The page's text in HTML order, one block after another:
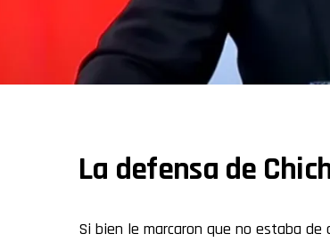
La defensa de
Si bien le marcaron que no estaba